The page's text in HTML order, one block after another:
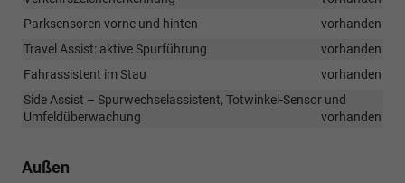
Parksensoren vorne und hinten
vorhanden
Travel Assist: aktive Spurführung
vorhanden
Fahrassistent im Stau
vorhanden
Side Assist – Spurwechselassistent, Totwinkel-Sensor und
Umfeldüberwachung
vorhanden
Außen